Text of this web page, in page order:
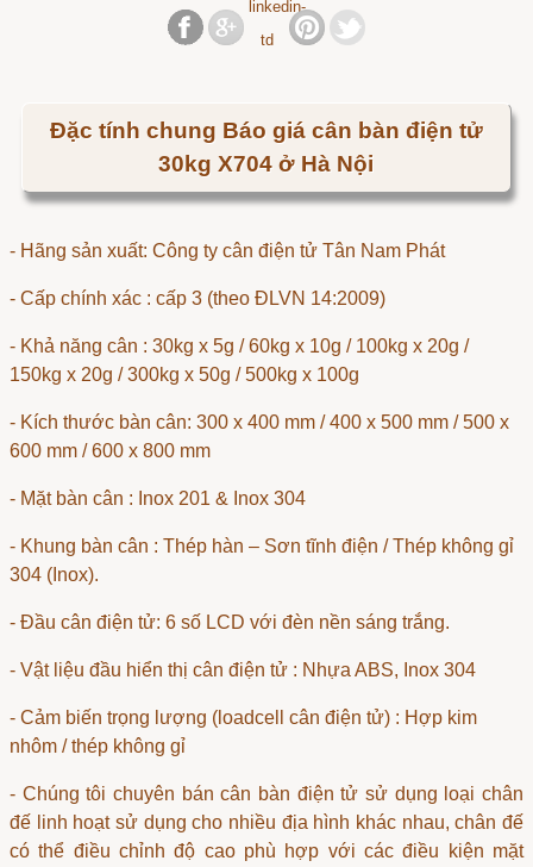
Đặc tính chung Báo giá cân bàn điện tử
30kg X704 ở Hà Nội
- Hãng sản xuất: Công ty cân điện tử Tân Nam Phát
- Cấp chính xác : cấp 3 (theo ĐLVN 14:2009)
- Khả năng cân : 30kg x 5g / 60kg x 10g / 100kg x 20g /
150kg x 20g / 300kg x 50g / 500kg x 100g
- Kích thước bàn cân: 300 x 400 mm / 400 x 500 mm / 500 x
600 mm / 600 x 800 mm
- Mặt bàn cân : Inox 201 & Inox 304
- Khung bàn cân : Thép hàn – Sơn tĩnh điện / Thép không gỉ
304 (Inox).
- Đầu cân điện tử: 6 số LCD với đèn nền sáng trắng.
- Vật liệu đầu hiển thị cân điện tử : Nhựa ABS, Inox 304
- Cảm biến trọng lượng ( loadcell cân điện tử) : Hợp kim
nhôm / thép không gỉ
- Chúng tôi chuyên bán cân bàn điện tử sử dụng loại chân
đế linh hoạt sử dụng cho nhiều địa hình khác nhau, chân đế
có thể điều chỉnh độ cao phù hợp với các điều kiện mặt